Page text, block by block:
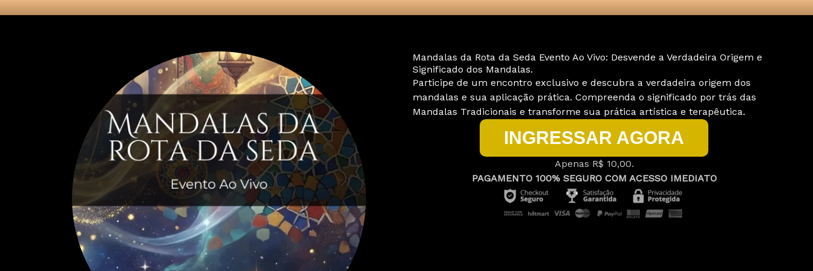
Mandalas da Rota da Seda Evento Ao Vivo: Desvende a Verdadeira Origem e
Significado dos Mandalas.
Participe de um encontro exclusivo e descubra a verdadeira origem dos
mandalas e sua aplicação prática. Compreenda o significado por trás das
Mandalas Tradicionais e transforme sua prática artística e terapêutica.
INGRESSAR AGORA
Apenas R$ 10,00.
PAGAMENTO 100% SEGURO COM ACESSO IMEDIATO